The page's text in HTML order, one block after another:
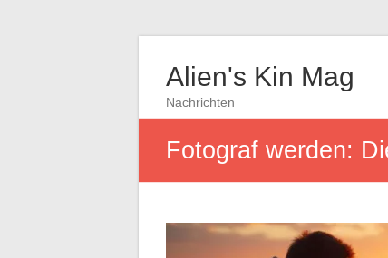
Alien's Kin Mag
Nachrichten
Fotograf werden: